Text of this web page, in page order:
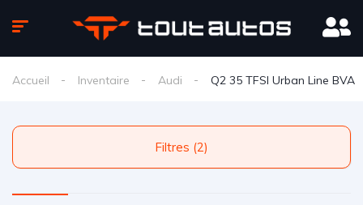
Accueil Inventaire Audi Q2 35 TFSI Urban Line BVA
Filtres (2)